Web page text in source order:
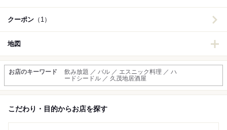
クーポン （1）
地図
お店のキーワード
飲み放題 ／ バル ／ エスニック料理 ／ ハ
ードシードル ／ 久茂地居酒屋
こだわり・目的からお店を探す